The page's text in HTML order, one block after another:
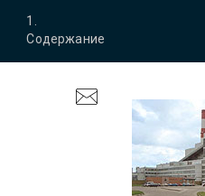
1
Содержание